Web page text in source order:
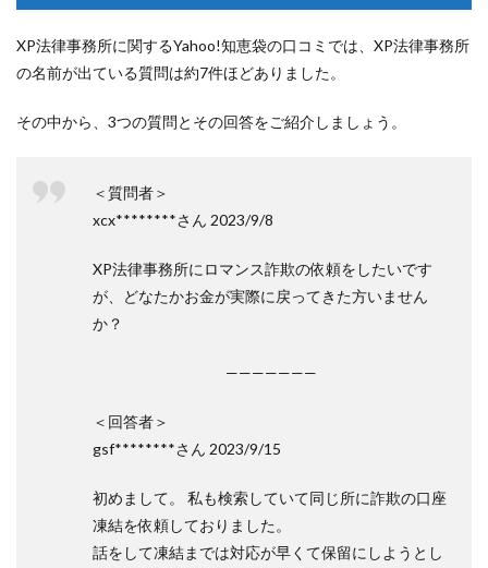
XP法律事務所に関するYahoo!知恵袋の口コミでは、XP法律事務所
の名前が出ている質問は約7件ほどありました。
その中から、3つの質問とその回答をご紹介しましょう。
＜質問者＞
xcx********さん 2023/9/8
XP法律事務所にロマンス詐欺の依頼をしたいです
が、どなたかお金が実際に戻ってきた方いません
か？
———————
＜回答者＞
gsf********さん 2023/9/15
初めまして。 私も検索していて同じ所に詐欺の口座
凍結を依頼しておりました。
話をして凍結までは対応が早くて保留にしようとし